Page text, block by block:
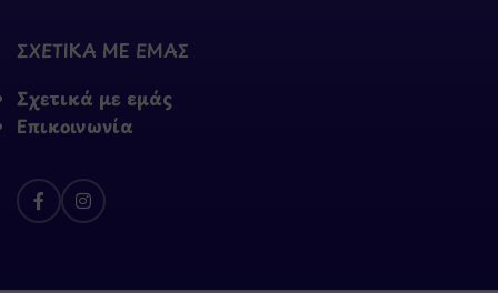
ΣΧΕΤΙΚΑ ΜΕ ΕΜΑΣ
Σχετικά με εμάς
Επικοινωνία